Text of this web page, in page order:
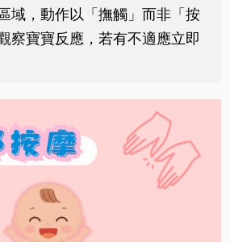
域，動作以「撫觸」而非「按
察寶寶反應，若有不適應立即